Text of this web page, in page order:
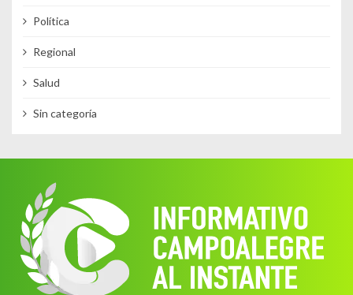
Política
Regional
Salud
Sin categoría